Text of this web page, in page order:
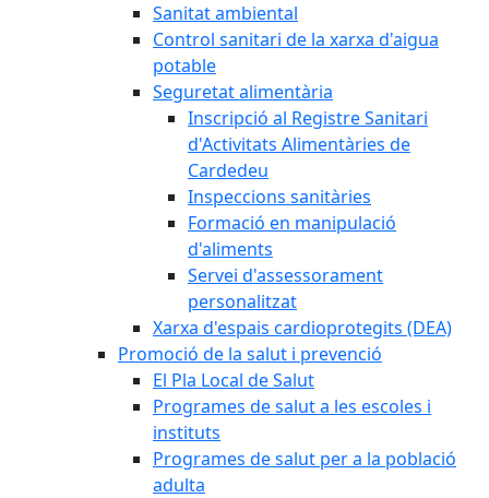
Sanitat ambiental
Control sanitari de la xarxa d'aigua
potable
Seguretat alimentària
Inscripció al Registre Sanitari
d'Activitats Alimentàries de
Cardedeu
Inspeccions sanitàries
Formació en manipulació
d'aliments
Servei d'assessorament
personalitzat
Xarxa d'espais cardioprotegits (DEA)
Promoció de la salut i prevenció
El Pla Local de Salut
Programes de salut a les escoles i
instituts
Programes de salut per a la població
adulta